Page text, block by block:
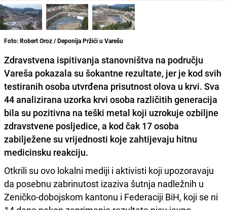
Foto: Robert Oroz / Deponija Pržići u Varešu
Zdravstvena ispitivanja stanovništva na području
Vareša pokazala su šokantne rezultate, jer je kod svih
testiranih osoba utvrđena prisutnost olova u krvi. Sva
44 analizirana uzorka krvi osoba različitih generacija
bila su pozitivna na teški metal koji uzrokuje ozbiljne
zdravstvene posljedice, a kod čak 17 osoba
zabilježene su vrijednosti koje zahtijevaju hitnu
medicinsku reakciju.
Otkrili su ovo lokalni mediji i aktivisti koji upozoravaju
da posebnu zabrinutost izaziva šutnja nadležnih u
Zeničko-dobojskom kantonu i Federaciji BiH, koji se ni